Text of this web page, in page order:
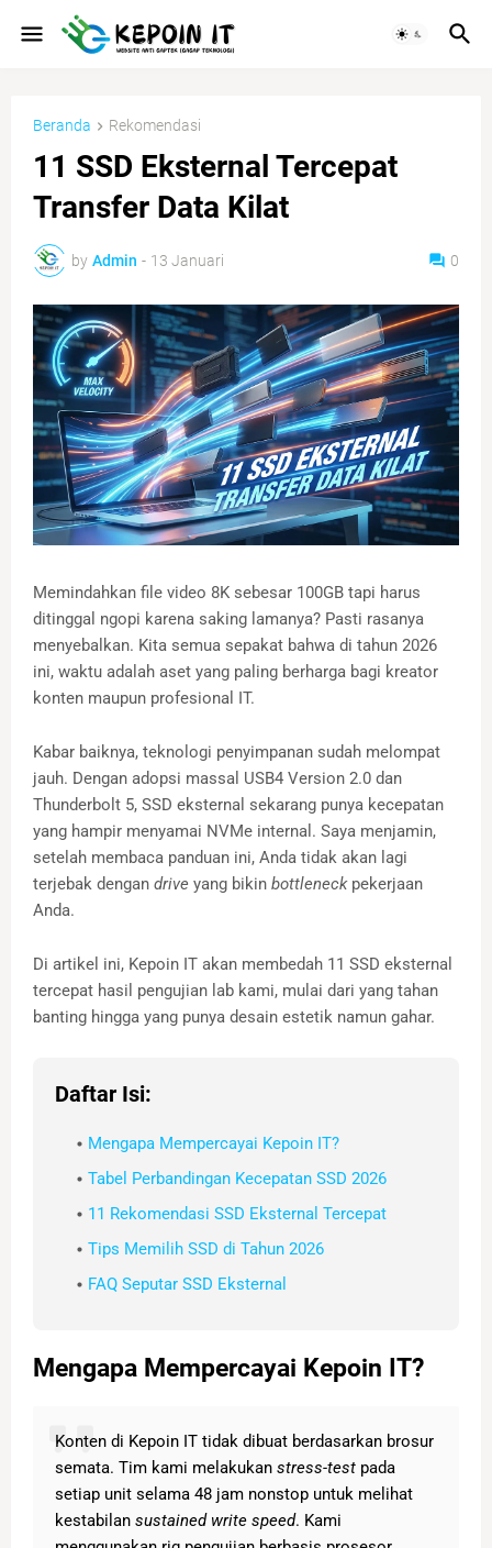
Beranda Rekomendasi
11 SSD Eksternal Tercepat
Transfer Data Kilat
by Admin - 13 Januari 0
Memindahkan file video 8K sebesar 100GB tapi harus
ditinggal ngopi karena saking lamanya? Pasti rasanya
menyebalkan. Kita semua sepakat bahwa di tahun 2026
ini, waktu adalah aset yang paling berharga bagi kreator
konten maupun profesional IT.
Kabar baiknya, teknologi penyimpanan sudah melompat
jauh. Dengan adopsi massal USB4 Version 2.0 dan
Thunderbolt 5, SSD eksternal sekarang punya kecepatan
yang hampir menyamai NVMe internal. Saya menjamin,
setelah membaca panduan ini, Anda tidak akan lagi
terjebak dengan drive yang bikin bottleneckpekerjaan
Anda.
Di artikel ini, Kepoin IT akan membedah 11 SSD eksternal
tercepat hasil pengujian lab kami, mulai dari yang tahan
banting hingga yang punya desain estetik namun gahar.
Daftar Isi:
Mengapa Mempercayai Kepoin IT?
Tabel Perbandingan Kecepatan SSD 2026
11 Rekomendasi SSD Eksternal Tercepat
Tips Memilih SSD di Tahun 2026
FAQ Seputar SSD Eksternal
Mengapa Mempercayai Kepoin IT?
Konten di Kepoin IT tidak dibuat berdasarkan brosur
semata. Tim kami melakukan stress-test pada
setiap unit selama 48 jam nonstop untuk melihat
kestabilan sustained write speed. Kami